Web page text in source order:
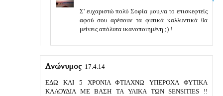
Σ' ευχαριστώ πολύ Σοφία μου,να το επισκεφτείς
αφού σου αρέσουν τα φυτικά καλλυντικά θα
μείνεις απόλυτα ικανοποιημένη ;) !
Ανώνυμος 17.4.14
ΕΔΩ ΚΑΙ 5 ΧΡΟΝΙΑ ΦΤΙΑΧΝΩ ΥΠΕΡΟΧΑ ΦΥΤΙΚΑ
ΚΑΛΟΥΔΙΑ ΜΕ ΒΑΣΗ ΤΑ ΥΛΙΚΑ ΤΩΝ SENSITIES !!